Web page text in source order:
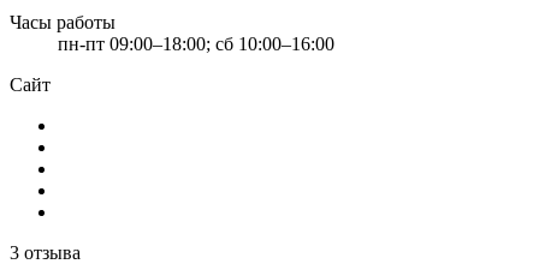
Часы работы
пн-пт 09:00–18:00; сб 10:00–16:00
Сайт
3 отзыва